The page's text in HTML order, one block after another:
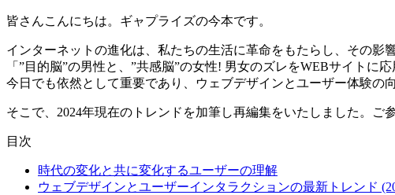
皆さんこんにちは。ギャプライズの今本です。
インターネットの進化は、私たちの生活に革命をもたらし、その影
「”目的脳”の男性と、”共感脳”の女性! 男女のズレをWEBサイト
今日でも依然として重要であり、ウェブデザインとユーザー体験の
そこで、2024年現在のトレンドを加筆し再編集をいたしました。ご
目次
時代の変化と共に変化するユーザーの理解
ウェブデザインとユーザーインタラクションの最新トレンド